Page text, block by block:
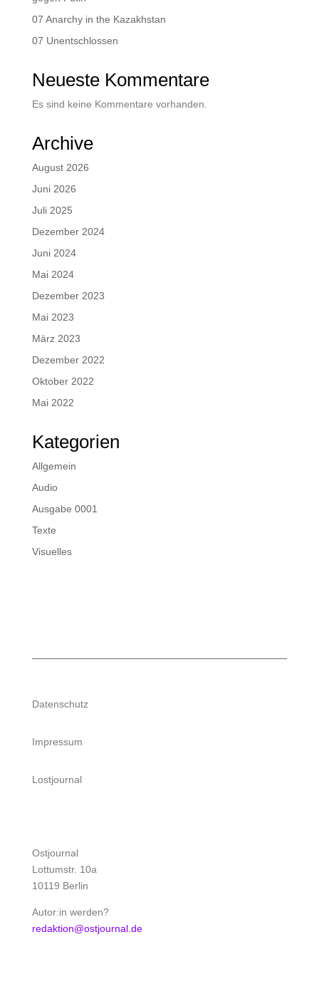
07 Anarchy in the Kazakhstan
07 Unentschlossen
Neueste Kommentare
Es sind keine Kommentare vorhanden.
Archive
August 2026
Juni 2026
Juli 2025
Dezember 2024
Juni 2024
Mai 2024
Dezember 2023
Mai 2023
März 2023
Dezember 2022
Oktober 2022
Mai 2022
Kategorien
Allgemein
Audio
Ausgabe 0001
Texte
Visuelles
Datenschutz
Impressum
Lostjournal
Ostjournal
Lottumstr. 10a
10119 Berlin
Autor:in werden?
redaktion@ostjournal.de